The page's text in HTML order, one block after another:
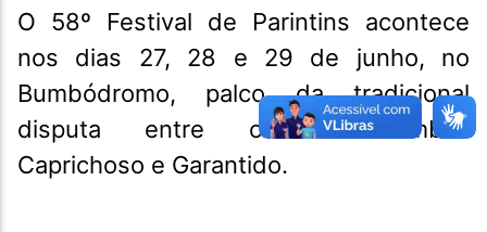
O 58º Festival de Parintins acontece
nos dias 27, 28 e 29 de junho, no
Bumbódromo, palco da tradicional
disputa entre os bois-bumbás
Caprichoso e Garantido.